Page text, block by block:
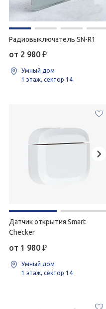
Радиовыключатель SN-R1
от 2 980 ₽
Умный дом
1 этаж, сектор 14
Датчик открытия Smart
Checker
от 1 980 ₽
Умный дом
1 этаж, сектор 14